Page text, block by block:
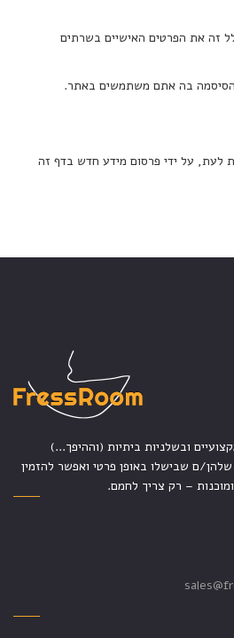
זה את הפרטים האישיים בשרתים
הסיסמה בה אתם משתמשים באתר.
לעת, על ידי פרסום מידע חדש בדף זה
ובשלניות ביתיות (וההיפך...)
ם שבישלו באופן פרטי ואפשר להזמין
– רק צריך לחמם.